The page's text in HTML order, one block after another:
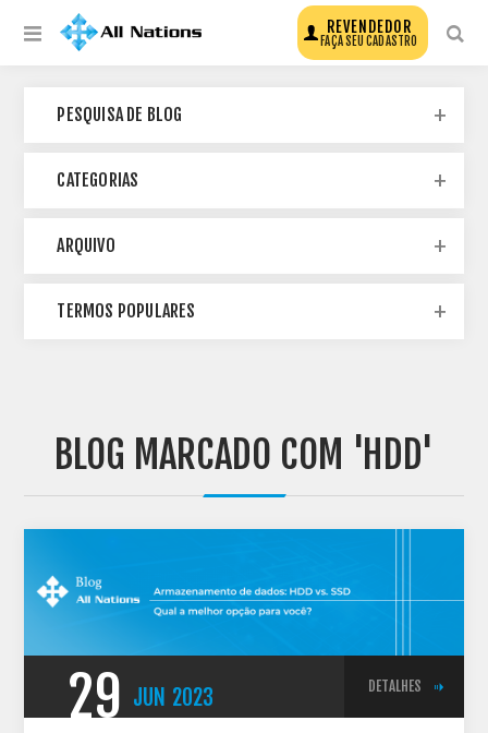
REVENDEDOR
FAÇA SEU CADASTRO
BLOG MARCADO COM 'HDD'
29 JUN 2023 DETALHES
PESQUISA DE BLOG
CATEGORIAS
ARQUIVO
TERMOS POPULARES